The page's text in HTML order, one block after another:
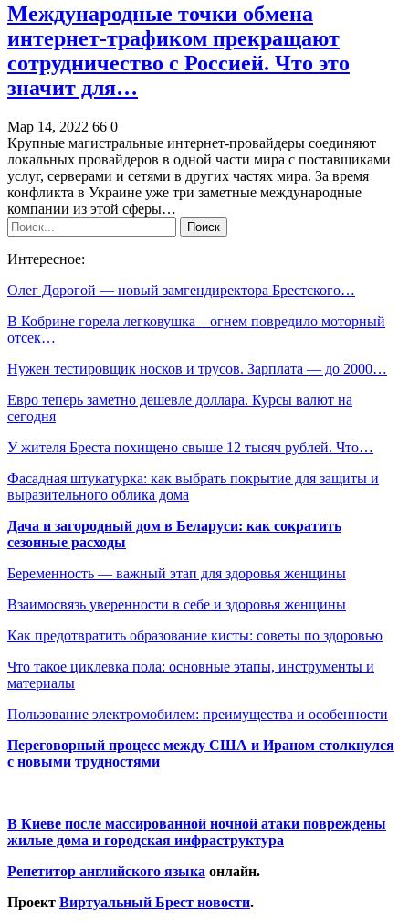
Международные точки обмена
интернет-трафиком прекращают
сотрудничество с Россией. Что это
значит для…
Мар 14, 2022 66 0
Крупные магистральные интернет-провайдеры соединяют
локальных провайдеров в одной части мира с поставщиками
услуг, серверами и сетями в других частях мира. За время
конфликта в Украине уже три заметные международные
компании из этой сферы…
Интересное:
Олег Дорогой — новый замгендиректора Брестского…
В Кобрине горела легковушка – огнем повредило моторный
отсек…
Нужен тестировщик носков и трусов. Зарплата — до 2000…
Евро теперь заметно дешевле доллара. Курсы валют на
сегодня
У жителя Бреста похищено свыше 12 тысяч рублей. Что…
Фасадная штукатурка: как выбрать покрытие для защиты и
выразительного облика дома
Дача и загородный дом в Беларуси: как сократить
сезонные расходы
Беременность — важный этап для здоровья женщины
Взаимосвязь уверенности в себе и здоровья женщины
Как предотвратить образование кисты: советы по здоровью
Что такое циклевка пола: основные этапы, инструменты и
материалы
Пользование электромобилем: преимущества и особенности
Переговорный процесс между США и Ираном столкнулся
с новыми трудностями
В Киеве после массированной ночной атаки повреждены
жилые дома и городская инфраструктура
Репетитор английского языка онлайн.
Проект Виртуальный Брест новости.